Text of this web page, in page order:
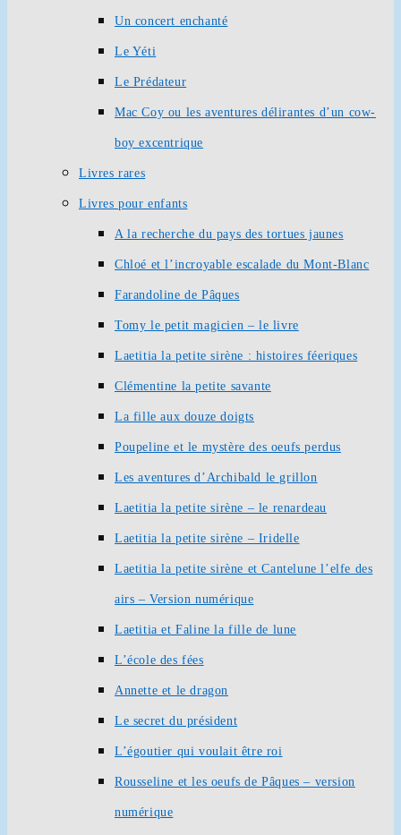
Un concert enchanté
Le Yéti
Le Prédateur
Mac Coy ou les aventures délirantes d’un cow-
boy excentrique
Livres rares
Livres pour enfants
A la recherche du pays des tortues jaunes
Chloé et l’incroyable escalade du Mont-Blanc
Farandoline de Pâques
Tomy le petit magicien – le livre
Laetitia la petite sirène : histoires féeriques
Clémentine la petite savante
La fille aux douze doigts
Poupeline et le mystère des oeufs perdus
Les aventures d’Archibald le grillon
Laetitia la petite sirène – le renardeau
Laetitia la petite sirène – Iridelle
Laetitia la petite sirène et Cantelune l’elfe des
airs – Version numérique
Laetitia et Faline la fille de lune
L’école des fées
Annette et le dragon
Le secret du président
L’égoutier qui voulait être roi
Rousseline et les oeufs de Pâques – version
numérique